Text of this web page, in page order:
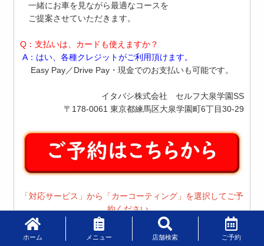
一緒にお車を見ながら最適なコースを
ご提案させていただきます。
Q：支払いは、カードも使えますか？
A：はい、各種クレジットがご利用頂けます。
Easy Pay／Drive Pay・現金でのお支払いも可能です。
イタバシ株式会社 セルフ大泉学園SS
〒178-0061 東京都練馬区大泉学園町6丁目30-29
「対応サービス」から「カーコーティング」を選択してご予
約ください。
ホーム メニュー 店舗検索 ご予約